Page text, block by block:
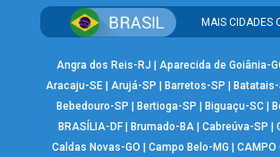
MAIS CIDADES
Angra dos Reis-RJ Aparecida de Goiânia-
Aracaju-SE |Arujá-SP Barretos-SP
Bebedouro-SP
Bertioga-SP Biguaçu-SC
BRASÍLIA-DF| Brumado-BA| Cabreúva-SP
Caldas Novas-GO
|Campo Belo-MG |CAMPO